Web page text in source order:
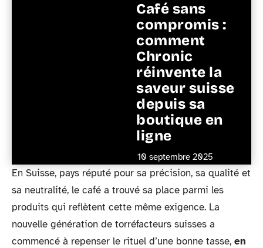
Café sans
compromis :
comment
Chronic
réinvente la
saveur suisse
depuis sa
boutique en
ligne
10 septembre 2025
En Suisse, pays réputé pour sa précision, sa qualité et
sa neutralité, le café a trouvé sa place parmi les
produits qui reflètent cette même exigence. La
nouvelle génération de torréfacteurs suisses a
commencé à repenser le rituel d’une bonne tasse, en